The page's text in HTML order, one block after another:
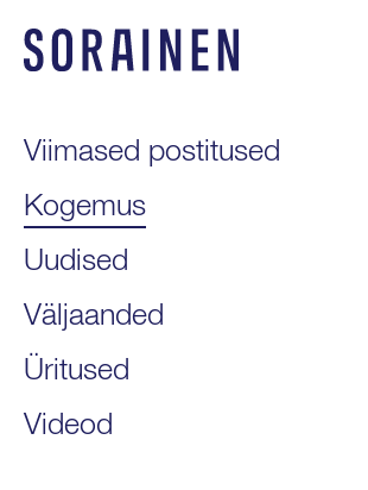
sisu
juurde
Viimased postitused
Kogemus
Uudised
Väljaanded
Üritused
Videod